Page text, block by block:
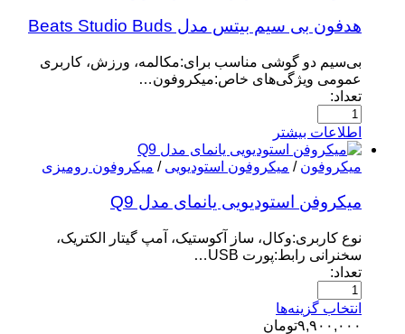
هدفون بی سیم بیتس مدل Beats Studio Buds
بی‌سیم دو گوشی مناسب برای:مکالمه، ورزش، کاربری
عمومی ویژگی‌های خاص:میکروفون…
تعداد:
اطلاعات بیشتر
میکروفون / میکروفون استودیویی / میکروفون رومیزی
میکروفن استودیویی یانمای مدل Q9
نوع کاربری:وکال، ساز آکوستیک، آمپ گیتار الکتریک،
سخنرانی رابط:پورت USB…
تعداد:
انتخاب گزینه‌ها
۹,۹۰۰,۰۰۰تومان